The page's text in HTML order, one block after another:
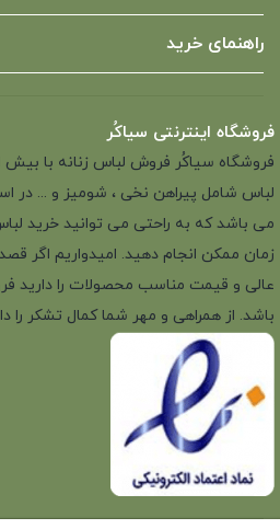
راهنمای خرید
فروشگاه اینترنتی سیاکُر
لباس شامل پیراهن نخی ، شومیز و ... در
می باشد که به راحتی می توانید خرید
زمان ممکن انجام دهید. امیدواریم اگر
عالی و قیمت مناسب محصولات را دارید
باشد. از همراهی و مهر شما کمال تشکر را